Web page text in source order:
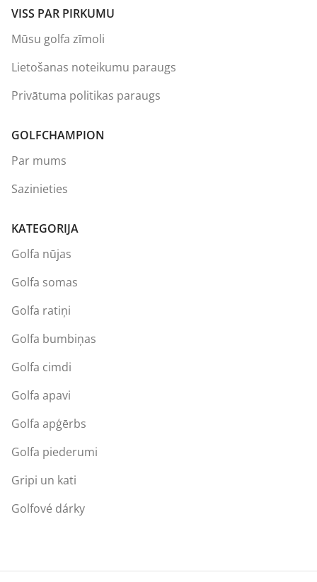
VISS PAR PIRKUMU
Mūsu golfa zīmoli
Lietošanas noteikumu paraugs
Privātuma politikas paraugs
GOLFCHAMPION
Par mums
Sazinieties
KATEGORIJA
Golfa nūjas
Golfa somas
Golfa ratiņi
Golfa bumbiņas
Golfa cimdi
Golfa apavi
Golfa apģērbs
Golfa piederumi
Gripi un kati
Golfové dárky